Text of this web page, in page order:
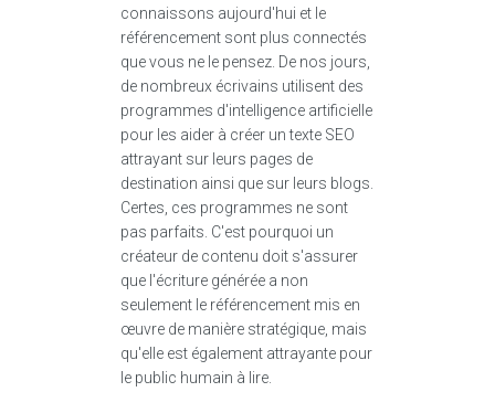
connaissons aujourd'hui et le
référencement sont plus connectés
que vous ne le pensez. De nos jours,
de nombreux écrivains utilisent des
programmes d'intelligence artificielle
pour les aider à créer un texte SEO
attrayant sur leurs pages de
destination ainsi que sur leurs blogs.
Certes, ces programmes ne sont
pas parfaits. C'est pourquoi un
créateur de contenu doit s'assurer
que l'écriture générée a non
seulement le référencement mis en
œuvre de manière stratégique, mais
qu'elle est également attrayante pour
le public humain à lire.